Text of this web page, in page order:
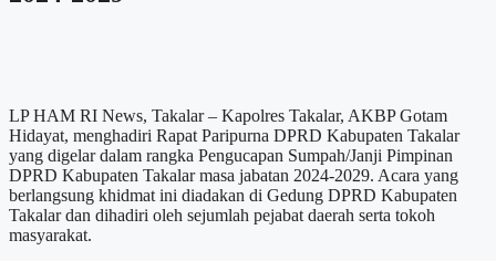
LP HAM RI News, Takalar – Kapolres Takalar, AKBP Gotam
Hidayat, menghadiri Rapat Paripurna DPRD Kabupaten Takalar
yang digelar dalam rangka Pengucapan Sumpah/Janji Pimpinan
DPRD Kabupaten Takalar masa jabatan 2024-2029. Acara yang
berlangsung khidmat ini diadakan di Gedung DPRD Kabupaten
Takalar dan dihadiri oleh sejumlah pejabat daerah serta tokoh
masyarakat.